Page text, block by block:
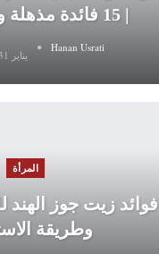
| 15 فائدة مذهلة ووصفات…
Hanan Usrati
يناير 31, 2026
المرأة
فوائد زيت جوز الهند
وطريقة